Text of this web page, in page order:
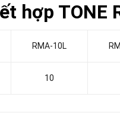
hợp TONE
RMA-10L
10